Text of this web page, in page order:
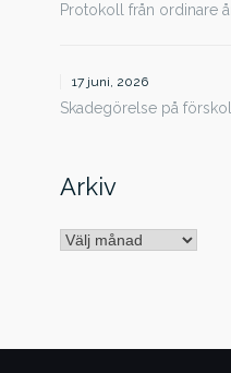
Protokoll från ordinare
17 juni, 2026
Skadegörelse på
Arkiv
Arkiv